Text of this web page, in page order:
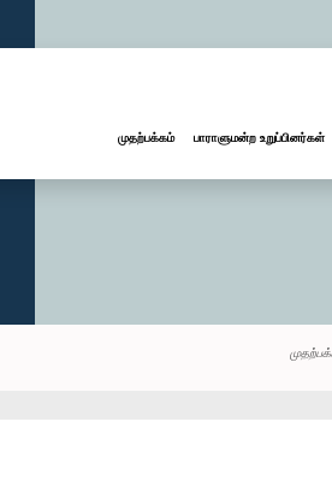
முதற்பக்கம் பாராளுமன்ற உறுப்பினர்கள்